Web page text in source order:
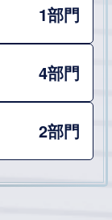
1部門
4部門
2部門